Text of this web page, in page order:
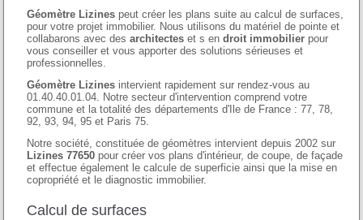
Géomètre Lizines peut créer les plans suite au calcul de surfaces,
pour votre projet immobilier. Nous utilisons du matériel de pointe et
collabarons avec desarchitectes et s endroit immobilier pour
vous conseiller et vous apporter des solutions sérieuses et
professionnelles.
Géomètre Lizines intervient rapidement sur rendez-vous au
01.40.40.01.04. Notre secteur d'intervention comprend votre
commune et la totalité des départements d'Ile de France : 77, 78,
92, 93, 94, 95 et Paris 75.
Notre société, constituée de géomètres intervient depuis 2002 sur
Lizines 77650 pour créer vos plans d'intérieur, de coupe, de façade
et effectue également le calcule de superficie ainsi que la mise en
copropriété et le diagnostic immobilier.
Calcul de surfaces